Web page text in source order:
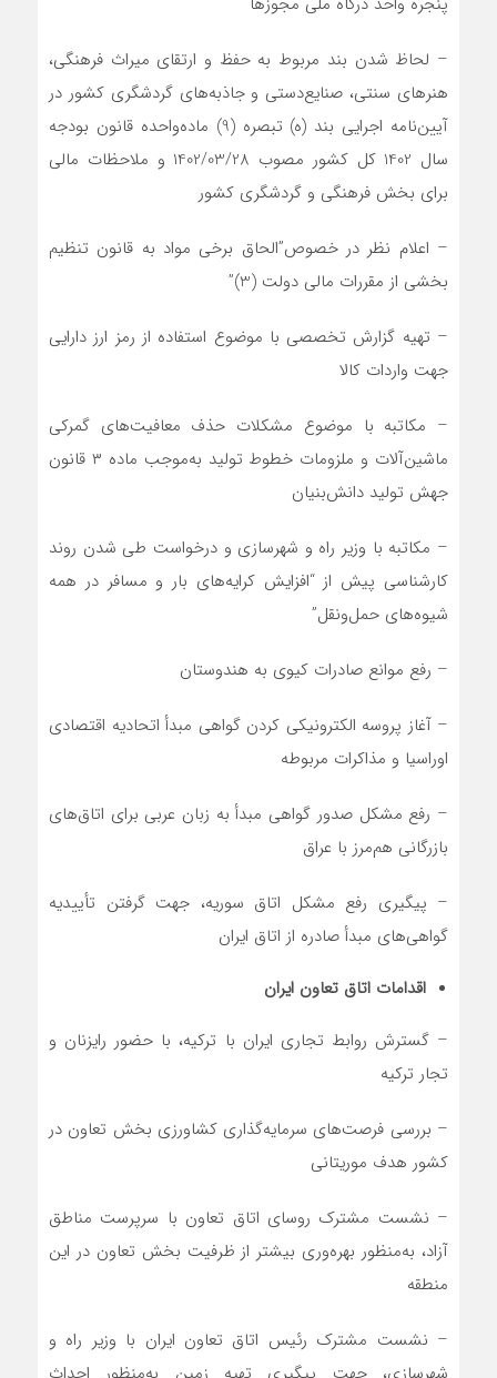
– لحاظ شدن بند مربوط به حفظ و ارتقای میراث فرهنگی،
هنرهای سنتی، صنایع‌دستی و جاذبه‌های گردشگری کشور در
آیین‌نامه اجرایی بند (ه) تبصره (9) ماده‌واحده قانون بودجه
سال 1402 کل کشور مصوب 1402/03/28 و ملاحظات مالی
برای بخش فرهنگی و گردشگری کشور
– اعلام نظر در خصوص”الحاق برخی مواد به قانون تنظیم
بخشی از مقررات مالی دولت (3)”
– تهیه گزارش تخصصی با موضوع استفاده از رمز ارز دارایی
جهت واردات کالا
– مکاتبه با موضوع مشکلات حذف معافیت‌های گمرکی
ماشین‌آلات و ملزومات خطوط تولید به‌موجب ماده ۳ قانون
جهش تولید دانش‌بنیان
– مکاتبه با وزیر راه و شهرسازی و درخواست طی شدن روند
کارشناسی پیش از “افزایش کرایه‌های بار و مسافر در همه
شیوه‌های حمل‌ونقل”
– رفع موانع صادرات کیوی به هندوستان
– آغاز پروسه الکترونیکی کردن گواهی مبدأ اتحادیه اقتصادی
اوراسیا و مذاکرات مربوطه
– رفع مشکل صدور گواهی مبدأ به زبان عربی برای اتاق‌های
بازرگانی هم‌مرز با عراق
– پیگیری رفع مشکل اتاق سوریه، جهت گرفتن تأییدیه
گواهی‌های مبدأ صادره از اتاق ایران
اقدامات اتاق تعاون ایران
– گسترش روابط تجاری ایران با ترکیه، با حضور رایزنان و
تجار ترکیه
– بررسی فرصت‌های سرمایه‌گذاری کشاورزی بخش تعاون در
کشور هدف موریتانی
– نشست مشترک روسای اتاق تعاون با سرپرست مناطق
آزاد، به‌منظور بهره‌وری بیشتر از ظرفیت بخش تعاون در این
منطقه
– نشست مشترک رئیس اتاق تعاون ایران با وزیر راه و